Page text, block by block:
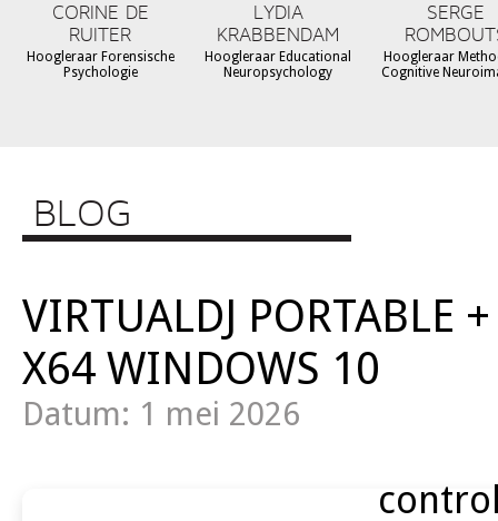
CORINE DE
RUITER
Hoogleraar Forensische
Psychologie
LYDIA
KRABBENDAM
Hoogleraar Educational
Neuropsychology
SERGE
Hoogleraar
Cognitive
BLOG
VIRTUALDJ PORTABLE
X64 WINDOWS 10
Datum: 1 mei 2026